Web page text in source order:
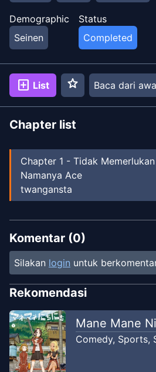
Demographic
Seinen
Status
Completed
add_box List star Baca dari
Chapter list
Chapter 1 - Tidak
Namanya Ace
twangansta
Komentar (0)
Silakan login untuk
Rekomendasi
Mane Mane
Comedy, Sports,